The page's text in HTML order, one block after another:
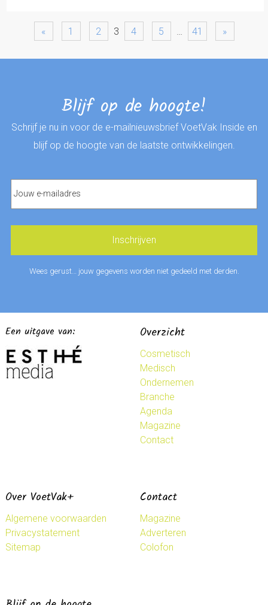
« 1 2 3 4 5 … 41 »
Blijf op de hoogte!
Schrijf je nu in voor de e-mailnieuwsbrief VoetVak Inside en
blijf op de hoogte van de laatste ontwikkelingen.
Wees gerust… jouw gegevens worden niet gedeeld met derden.
Een uitgave van: Overzicht
Cosmetisch
Medisch
Ondernemen
Branche
Agenda
Magazine
Contact
Over VoetVak+
Algemene voorwaarden
Privacystatement
Sitemap
Contact
Magazine
Adverteren
Colofon